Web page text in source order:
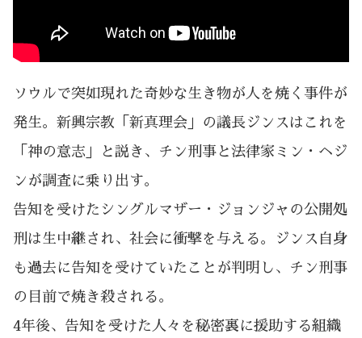
ソウルで突如現れた奇妙な生き物が人を焼く事件が
発生。新興宗教「新真理会」の議長ジンスはこれを
「神の意志」と説き、チン刑事と法律家ミン・ヘジ
ンが調査に乗り出す。
告知を受けたシングルマザー・ジョンジャの公開処
刑は生中継され、社会に衝撃を与える。ジンス自身
も過去に告知を受けていたことが判明し、チン刑事
の目前で焼き殺される。
4年後、告知を受けた人々を秘密裏に援助する組織